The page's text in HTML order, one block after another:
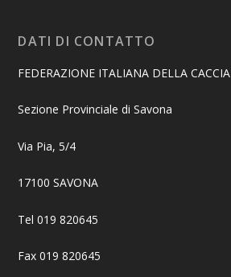
DATI DI CONTATTO
FEDERAZIONE ITALIANA DELLA CACCIA
Sezione Provinciale di Savona
Via Pia, 5/4
17100 SAVONA
Tel 019 820645
Fax 019 820645